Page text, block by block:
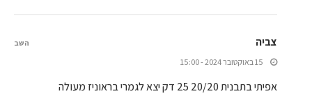
צביה
15 באוקטובר 2024 - 15:00
אפיתי בתבנית 20/20 25 דק יצא לגמרי בראוניז מעולה
השב